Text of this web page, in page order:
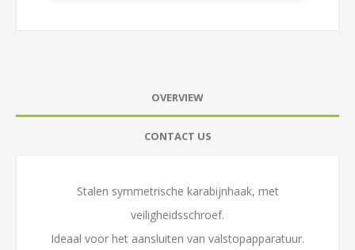
OVERVIEW
CONTACT US
Stalen symmetrische karabijnhaak, met
veiligheidsschroef.
Ideaal voor het aansluiten van valstopapparatuur.